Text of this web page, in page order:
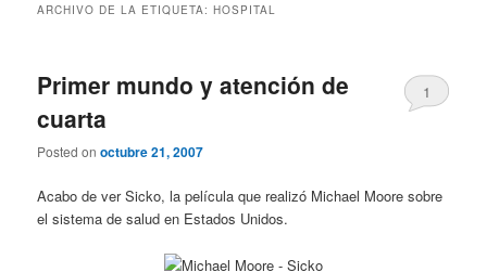
ARCHIVO DE LA ETIQUETA:HOSPITAL
Primer mundo y atención de
cuarta
Posted onoctubre 21, 2007
1
Acabo de ver Sicko, la película que realizó Michael Moore sobre
el sistema de salud en Estados Unidos.